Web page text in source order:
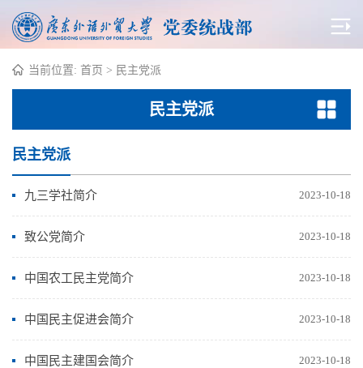
当前位置: 首页 > 民主党派
民主党派
民主党派
2023-10-18
九三学社简介
2023-10-18
致公党简介
2023-10-18
中国农工民主党简介
2023-10-18
中国民主促进会简介
2023-10-18
中国民主建国会简介